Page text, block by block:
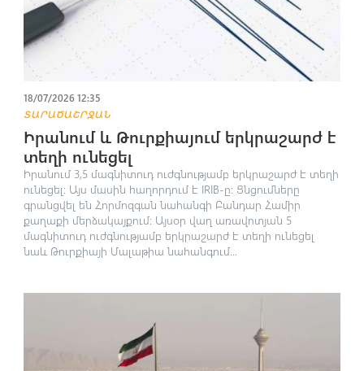
18/07/2026 12:35
ՏԱՐԱԾԱՇՐՋԱՆ
Իրանում և Թուրքիայում երկրաշարժ է
տեղի ունեցել
Իրանում 3,5 մագնիտուդ ուժգնությամբ երկրաշարժ է տեղի
ունեցել։ Այս մասին հաղորդում է IRIB-ը։ Ցնցումները
գրանցվել են Հորմոզգան նահանգի Բանդար Համիր
քաղաքի մերձակայքում։ Այսօր վաղ առավոտյան 5
մագնիտուդ ուժգնությամբ երկրաշարժ է տեղի ունեցել
նաև Թուրքիայի Մալաթիա նահանգում...